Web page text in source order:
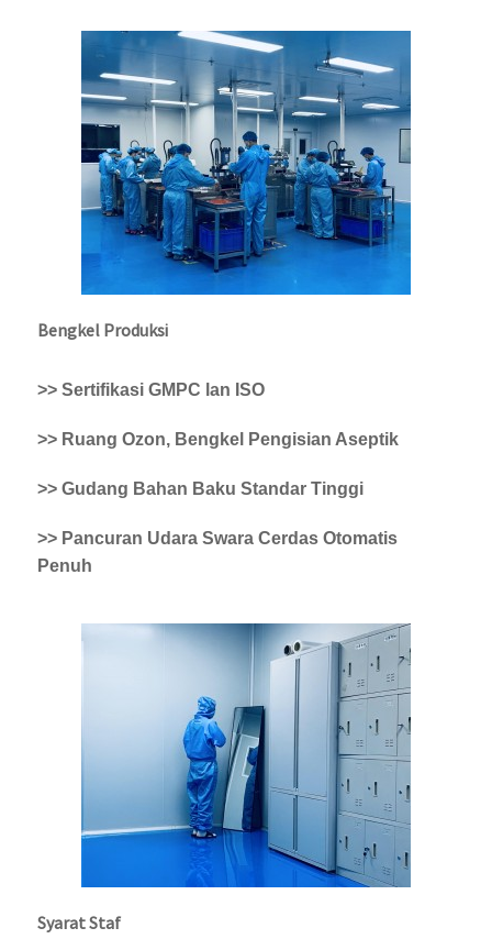
Bengkel Produksi
>> Sertifikasi GMPC lan ISO
>> Ruang Ozon, Bengkel Pengisian Aseptik
>> Gudang Bahan Baku Standar Tinggi
>> Pancuran Udara Swara Cerdas Otomatis
Penuh
Syarat Staf